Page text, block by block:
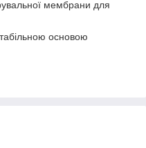
мембрани для
основою